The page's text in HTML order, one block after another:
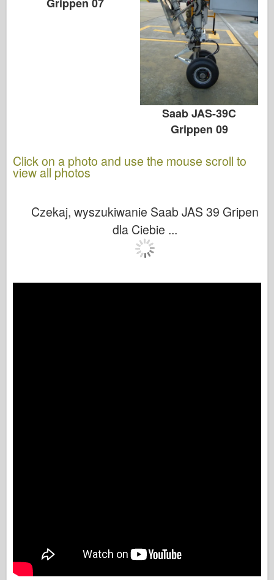
Saab JAS-39C
Grippen 09
Click on a photo and use the mouse scroll to
view all photos
Czekaj, wyszukiwanie Saab JAS 39 Gripen
dla Ciebie ...